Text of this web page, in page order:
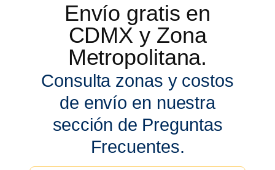
Envío gratis en
CDMX y Zona
Metropolitana.
Consulta zonas y costos
de envío en nuestra
sección de Preguntas
Frecuentes.